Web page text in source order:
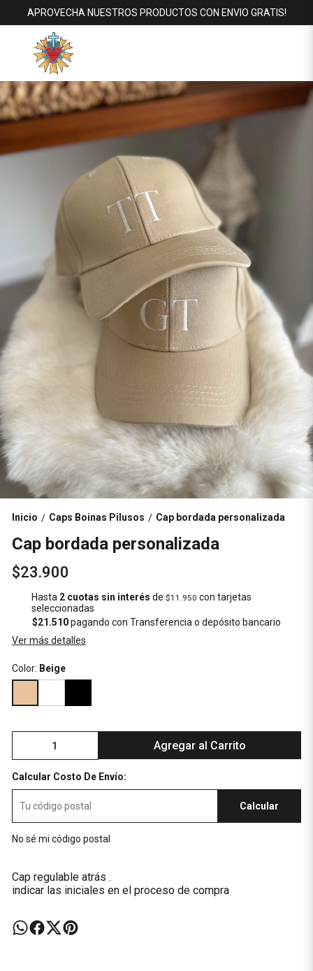
APROVECHA NUESTROS PRODUCTOS CON ENVIO GRATIS!
Inicio / Caps Boinas Pilusos / Cap bordada personalizada
Cap bordada personalizada
$23.900
Hasta 2 cuotas sin interés de $11.950 con tarjetas
seleccionadas
$21.510pagando con Transferencia o depósito bancario
Ver más detalles
Color: Beige
Agregar al Carrito
Calcular Costo De Envío:
Calcular
No sé mi código postal
Cap regulable atrás .
indicar las iniciales en el proceso de compra